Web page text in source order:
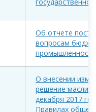
Об отчете
вопросам
О внесении
решение
декабря 2017
Правилах